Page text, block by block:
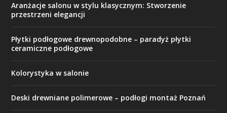
Aranżacje salonu w stylu klasycznym: Stworzenie
przestrzeni elegancji
Płytki podłogowe drewnopodobne – paradyż płytki
ceramiczne podłogowe
Kolorystyka w salonie
Deski drewniane polimerowe – podłogi montaż Poznań